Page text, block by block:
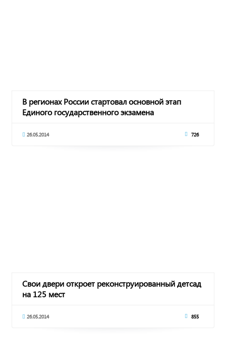
В регионах России стартовал основной этап
Единого государственного экзамена
26.05.2014 726
Свои двери откроет реконструированный детсад
на 125 мест
26.05.2014 855